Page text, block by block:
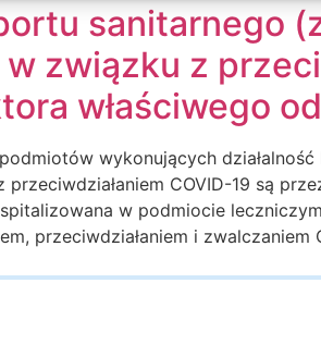
sanitarnego
związku z
właściwego
wykonujących
COVID-19 są
w podmiocie
przeciwdziałaniem i zwalczaniem